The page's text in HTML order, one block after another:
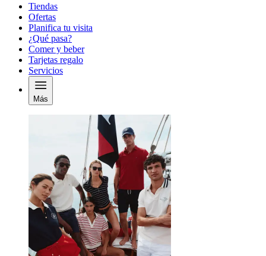
Tiendas
Ofertas
Planifica tu visita
¿Qué pasa?
Comer y beber
Tarjetas regalo
Servicios
Más